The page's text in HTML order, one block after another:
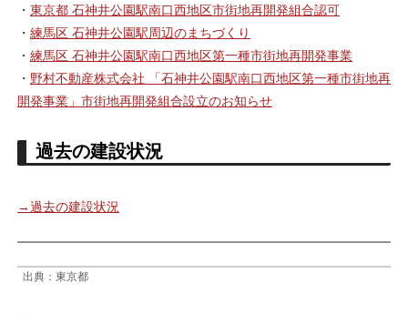
・ 東京都 石神井公園駅南口西地区市街地再開発組合認可
・ 練馬区 石神井公園駅周辺のまちづくり
・ 練馬区 石神井公園駅南口西地区第一種市街地再開発事業
・ 野村不動産株式会社 「石神井公園駅南口西地区第一種市街地再
開発事業」市街地再開発組合設立のお知らせ
過去の建設状況
→過去の建設状況
出典：東京都